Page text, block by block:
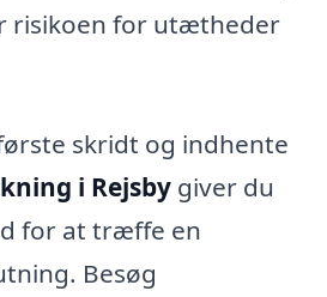
risikoen for utætheder
skridt og indhente
i Rejsby giver du
for at træffe en
Besøg